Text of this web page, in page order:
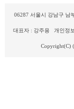
06287 서울시 강남구 남
대표자 : 강주용 개인정
Copyright(C)